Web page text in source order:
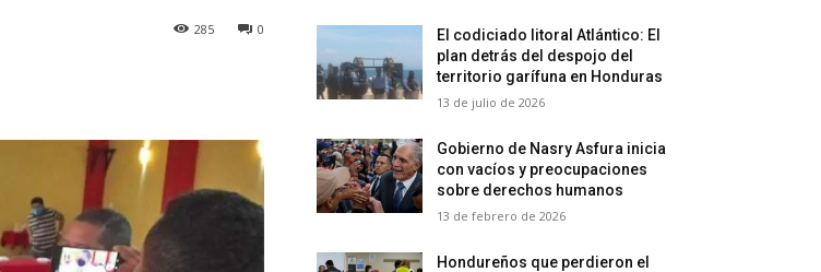
0
285
El codiciado litoral Atlántico: El
plan detrás del despojo del
territorio garífuna en Honduras
13 de julio de 2026
Gobierno de Nasry Asfura inicia
con vacíos y preocupaciones
sobre derechos humanos
13 de febrero de 2026
Hondureños que perdieron el